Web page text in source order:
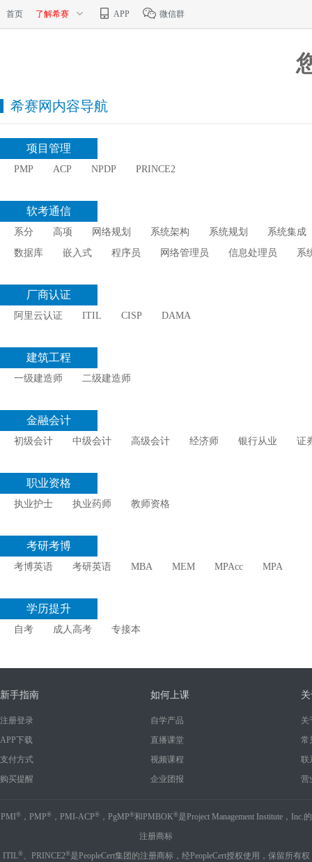
首页 了解希赛 APP 微信群
希赛网内容导航
项目管理
PMP ACP NPDP PRINCE2
软考通信
系分 高项 网络规划 系统架构 系统规划
系统集成
数据库
嵌入式 程序员 网络管理员 信息处理员 系
厂商认证
阿里云认证 ITIL CISP DAMA
建筑工程
一级建造师 二级建造师
金融会计
初级会计 中级会计 高级会计 经济师 银行从业 证
职业资格
执业护士 执业药师 教师资格
考研考博
考博英语 考研英语 MBA MEM MPAcc MPA
学历提升
自考 成人高考 专接本
新手指南
注册登录
APP下载
支付方式
购买提醒
如何上课
自学产品
直播课堂
视频课程
企业团报
关
常
联
营
PMI ®，PMP®，PMI-ACP®，PgMP®和PMBOK®是Project Management Institute，Inc.的
注册商标
ITIL®、PRINCE2®是PeopleCert集团的注册商标，经PeopleCert授权使用，保留所有权